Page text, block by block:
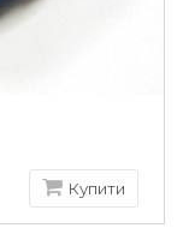
Купити